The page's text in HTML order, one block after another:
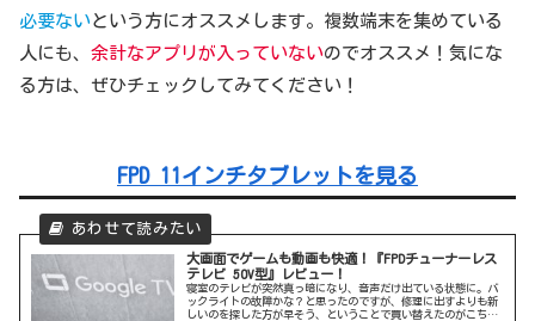
必要ない という方にオススメします。複数端末を集めている
人にも、 余計なアプリが入っていないのでオススメ！気にな
る方は、ぜひチェックしてみてください！
FPD 11インチタブレットを見る
大画面でゲームも動画も快適！『FPDチューナーレス
テレビ 50V型』レビュー！
寝室のテレビが突然真っ暗になり、音声だけ出ている状態に。バ
ックライトの故障かな？と思ったのですが、修理に出すよりも新
しいのを探した方が早そう、ということで買い替えたのがこちら